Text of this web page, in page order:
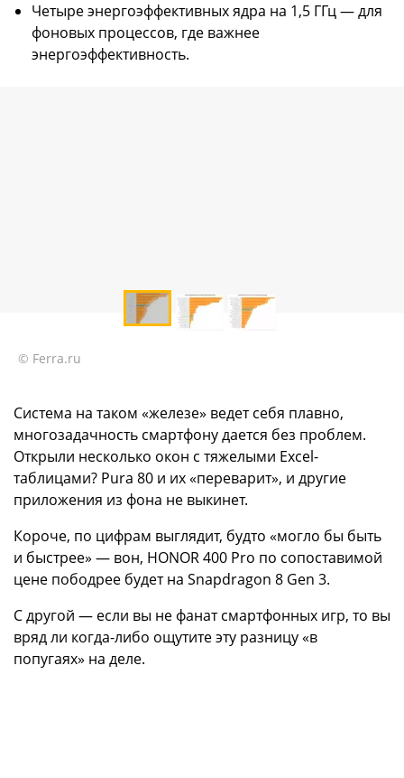
Четыре энергоэффективных ядра на 1,5 ГГц — для
фоновых процессов, где важнее
энергоэффективность.
© Ferra.ru
Система на таком «железе» ведет себя плавно,
многозадачность смартфону дается без проблем.
Открыли несколько окон с тяжелыми Excel-
таблицами? Pura 80 и их «переварит», и другие
приложения из фона не выкинет.
Короче, по цифрам выглядит, будто «могло бы быть
и быстрее» — вон, HONOR 400 Pro по сопоставимой
цене пободрее будет на Snapdragon 8 Gen 3.
С другой — если вы не фанат смартфонных игр, то вы
вряд ли когда-либо ощутите эту разницу «в
попугаях» на деле.